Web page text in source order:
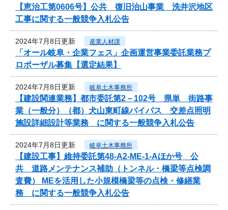
【恵治工第0606号】公共 復旧治山事業 洗井沢地区
工事に関する一般競争入札公告
2024年7月8日更新 産業人材課
「オール岐阜・企業フェス」企画運営事業委託業務プ
ロポーザル募集【選定結果】
2024年7月8日更新 岐阜土木事務所
【建設関連業務】都市委託第2－102号 県単 街路事
業（一般分）（都）犬山東町線バイパス 交差点照明
施設詳細設計等業務 に関する一般競争入札公告
2024年7月8日更新 岐阜土木事務所
【建設工事】維持委託第48-A2-ME-1-Aほか号 公
共 道路メンテナンス補助（トンネル・橋梁等点検調
査費） MEを活用した小規模橋梁等の点検・修繕業
務 に関する一般競争入札公告